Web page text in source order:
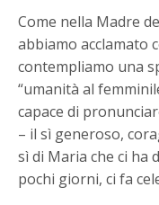
Come nella Madre
abbiamo acclamato
contempliamo una
“umanità al
capace di
– il sì generoso,
sì di Maria che ci ha
pochi giorni, ci fa